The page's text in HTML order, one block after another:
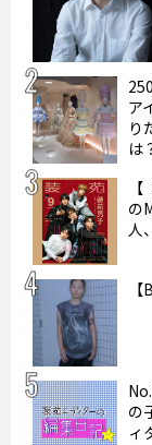
ア
り
は
の
人
の
ィ